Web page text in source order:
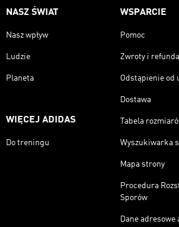
NASZ ŚWIAT
Nasz wpływ
Ludzie
Planeta
WIĘCEJ ADIDAS
Do treningu
WSPARCIE
Pomoc
Zwroty i
Odstąpienie od
Dostawa
Tabela
Wyszukiwarka
Mapa strony
Procedura
Sporów
Dane adresowe